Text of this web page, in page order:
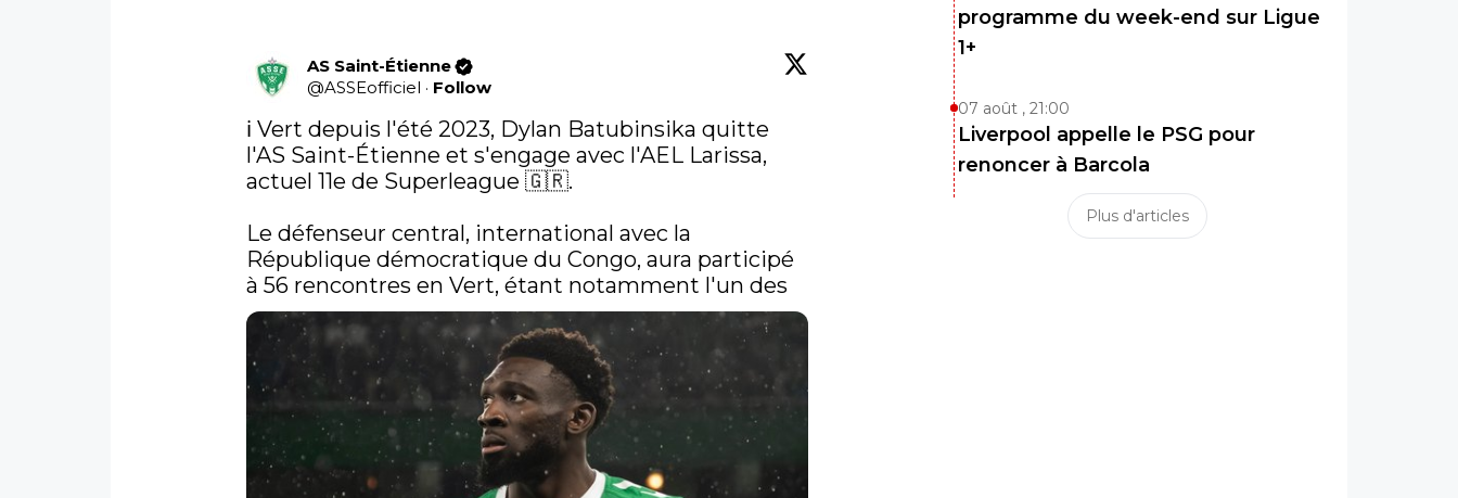
AS Saint-Étienne
@ASSEofficiel · Follow
ℹ️ Vert depuis l'été 2023, Dylan Batubinsika quitte
l'AS Saint-Étienne et s'engage avec l'AEL Larissa,
actuel 11e de Superleague 🇬🇷.
Le défenseur central, international avec la
République démocratique du Congo, aura participé
à 56 rencontres en Vert, étant notamment l'un des
programme du week-end sur Ligue
1+
07 août , 21:00
Liverpool appelle le PSG pour
renoncer à Barcola
Plus d'articles